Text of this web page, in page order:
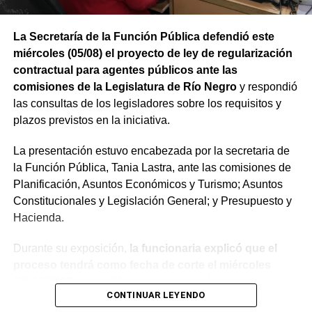
beneficios de estas inversiones”.
Weretilneck estuvo acompañado por los ministros de
Desarrollo Económico y Productivo, Carlos Banacloy; de
Salud, Demetrio Thalasselis y de Hacienda, Gabriel
Sánchez, junto al director ejecutivo de la Unidad
Provincial de Coordinación y Ejecución del
Los proyectos
El programa reúne cinco proyectos estratégicos. En
Guardia Mitre se construirán 85 km de nueva red eléctrica
conexiones rurales, permitirá incorporar bombeo y riego
por hectárea.
La Secretaría de la Función Pública defendió este
miércoles (05/08) el proyecto de ley de regularización
contractual para agentes públicos ante las
comisiones de la Legislatura de Río Negroy respondió
las consultas de los legisladores sobre los requisitos y
plazos previstos en la iniciativa.
La presentación estuvo encabezada por la secretaria de
la Función Pública, Tania Lastra, ante las comisiones de
Planificación, Asuntos Económicos y Turismo; Asuntos
Constitucionales y Legislación General; y Presupuesto y
Hacienda.
Durante su exposición,
la funcionaria explicó que el
(31/12/2025) y detalló que, para acceder a la
estabilidad, los agentes deberán aprobar el examen
CONTINUAR LEYENDO